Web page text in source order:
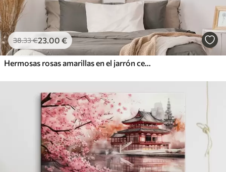
38.33€23.00 €
Hermosas rosas amarillas en el jarrón cerca de la ventana, agua con limas